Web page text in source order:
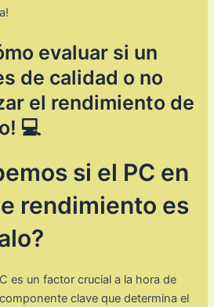
evaluar si un
de calidad o no
el rendimiento de
💻
si el PC en
rendimiento es
es un factor crucial a la hora de
clave que determina el